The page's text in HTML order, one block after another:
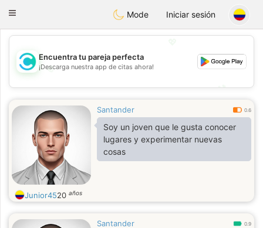
olombiaCitas
Toggle
Mode Iniciar sesión
💖
💕
Encuentra tu pareja perfecta
¡Descarga nuestra app de citas ahora!
Santander 0.6
Soy un joven que le gusta conocer
lugares y experimentar nuevas
cosas
Junior4520 años
Santander 0.9